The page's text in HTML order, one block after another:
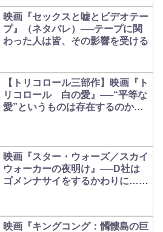
映画『セックスと嘘とビデオテー
プ』（ネタバレ）──テープに関
わった人は皆、その影響を受ける
【トリコロール三部作】映画『ト
リコロール 白の愛』──“平等な
愛”というものは存在するのか
映画『スター・ウォーズ／スカイ
ウォーカーの夜明け』──D社は
ゴメンナサイをするかわりに…
映画『キングコング：髑髏島の巨